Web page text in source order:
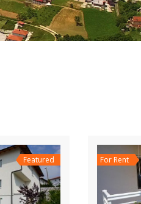
For Rent
Featured